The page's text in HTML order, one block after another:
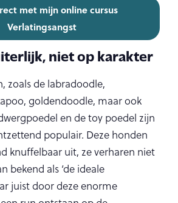
met mijn online cursus
Verlatingsangst
niet op karakter
zoals de labradoodle,
goldendoodle, maar ook
en de toy poedel zijn
populair. Deze honden
knuffelbaar uit, ze verharen niet
bekend als ‘de ideale
juist door deze enorme